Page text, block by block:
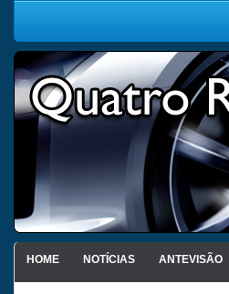
HOME NOTÍCIAS ANTEVISÃO